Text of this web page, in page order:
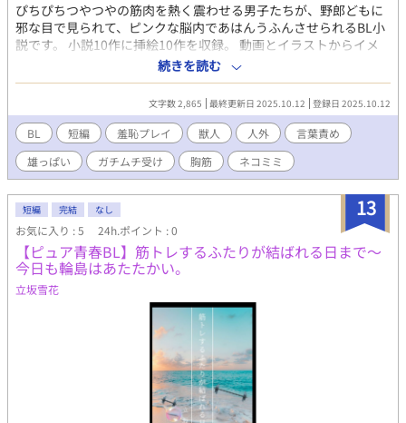
ぴちぴちつやつやの筋肉を熱く震わせる男子たちが、野郎どもに
邪な目で見られて、ピンクな脳内であはんうふんさせられるBL小
説です。 小説10作に挿絵10作を収録。 動画とイラストからイメ
ージして、ほぼ即興で書いた小説です。 短いながら、がつがつヤ
りまくっているガチムチ受けのR18。 PVの動画は小説の内容とす
こし異なります。 イラストのサンプルだと思っていただければ。
カップリングはこちら↓ 部下×上司、お巡りさん×猫の獣人、動
画配信者×裸エプロン、サラリーマン×若者、ジムの経営者×消
防員、神さま×女物の着物を着た男、冒険者×山羊の獣人 こちら
は試し読みになります。 本編は電子書籍で販売中。 詳細を知れる
ブログのリンクは下にあります。
続きを読む
文字数 2,865 最終更新日 2025.10.12 登録日 2025.10.12
BL 短編 羞恥プレイ 獣人 人外
言葉責め
雄っぱい
ガチムチ受け 胸筋 ネコミミ
13
短編 完結 なし
お気に入り : 5 24h.ポイント : 0
【ピュア青春BL】筋トレするふたりが結ばれる日まで～
今日も輪島はあたたかい。
立坂雪花